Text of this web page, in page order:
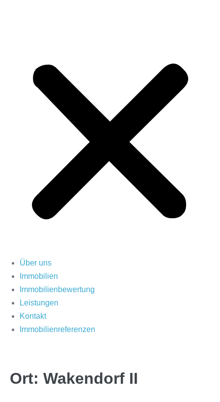
Über uns
Immobilien
Immobilienbewertung
Leistungen
Kontakt
Immobilienreferenzen
Ort: Wakendorf II